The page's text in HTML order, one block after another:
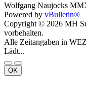
Wolfgang Naujocks
Powered by vBulletin®
Copyright © 2026 MH
vorbehalten.
Alle Zeitangaben in
Lädt...
OK